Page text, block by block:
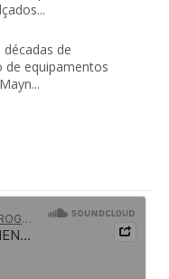
de
de equipamentos